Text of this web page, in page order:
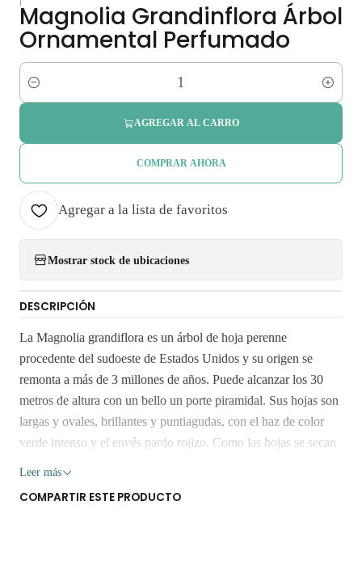
Magnolia Grandinflora Árbol
Ornamental Perfumado
Cantidad
AGREGAR AL CARRO
COMPRAR AHORA
Agregar a la lista de favoritos
Mostrar stock de ubicaciones
DESCRIPCIÓN
La Magnolia grandiflora es un árbol de hoja perenne
procedente del sudoeste de Estados Unidos y su origen se
remonta a más de 3 millones de años. Puede alcanzar los 30
metros de altura con un bello un porte piramidal. Sus hojas son
largas y ovales, brillantes y puntiagudas, con el haz de color
verde intenso y el envés pardo rojizo. Como las hojas se secan
verano hasta avanzado el otoño. Las flores son grandes, de
Leer más
COMPARTIR ESTE PRODUCTO